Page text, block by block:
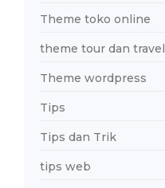
Theme toko online
theme tour dan travel
Theme wordpress
Tips
Tips dan Trik
tips web